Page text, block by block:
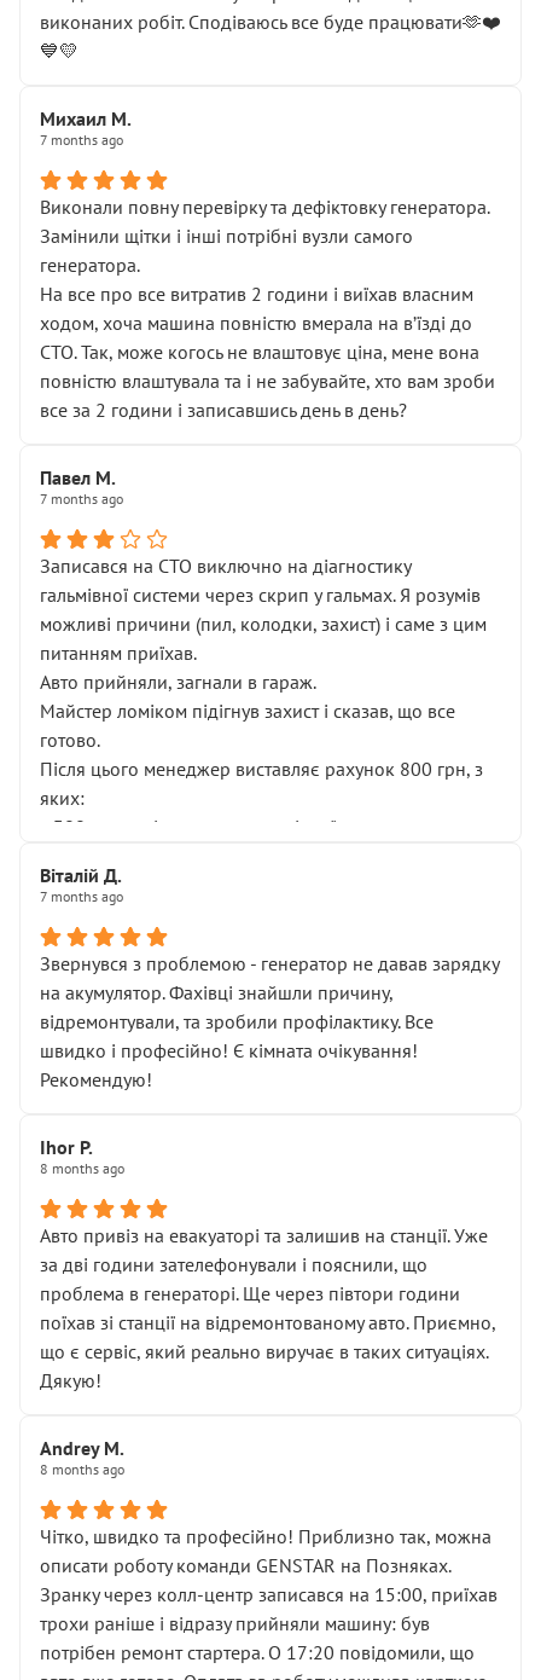
виконаних робіт. Сподіваюсь все буде працювати🫶❤️
💙💛
Михаил М.
7 months ago
Виконали повну перевірку та дефіктовку генератора.
Замінили щітки і інші потрібні вузли самого
генератора.
На все про все витратив 2 години і виїхав власним
ходом, хоча машина повністю вмерала на вʼїзді до
СТО. Так, може когось не влаштовує ціна, мене вона
повністю влаштувала та і не забувайте, хто вам зроби
все за 2 години і записавшись день в день?
Павел М.
7 months ago
Записався на СТО виключно на діагностику
гальмівної системи через скрип у гальмах. Я розумів
можливі причини (пил, колодки, захист) і саме з цим
питанням приїхав.
Авто прийняли, загнали в гараж.
Майстер ломіком підігнув захист і сказав, що все
готово.
Після цього менеджер виставляє рахунок 800 грн, з
яких:
• 300 грн — діагностика гальмівної системи
НЕ погоджував
послуга. Тим більше, я був поруч і жодної реальної
діагностики ходової не проводилось. Після
зауваження гроші за цю “послугу” повернули, що
лише підтвердило мою правоту.
Але головне — я виїжджаю з боксу, і скрип у гальмах
залишився таким самим, як і був. Тобто оплачена
Далі ситуація тільки погіршилась:
• сказали, що тепер “потрібно знімати колеса”
• що біля авто стояти вже не можна
• почали озвучувати купу додаткових робіт без
чіткого пояснення
( ну все зняли та доробили) дякую!
Окремий момент, який виглядає абсурдно:
мені заявили, що бачок гальмівної рідини потрібно
міняти разом із головним гальмівним циліндром у
Для людини, яка хоча б трохи розуміється на техніці,
це звучить як мінімум непрофесійно, а як максимум —
спроба продати дорогий вузол замість елементарних
ущільнювачів.
Що прикро — це не перший мій візит. Раніше міняв у
вас стартер, і тоді сервіс наче справив хороше
враження. Але згодом знайшов декілька гайок під
лобовим склом. Мені пояснили, що це “старі гайки, які
відкручували”, і попросили не хвилюватися. ( надіюсь
Віталій Д.
7 months ago
Звернувся з проблемою - генератор не давав зарядку
на акумулятор. Фахівці знайшли причину,
відремонтували, та зробили профілактику. Все
швидко і професійно! Є кімната очікування!
Рекомендую!
Ihor P.
8 months ago
Авто привіз на евакуаторі та залишив на станції. Уже
за дві години зателефонували і пояснили, що
проблема в генераторі. Ще через півтори години
поїхав зі станції на відремонтованому авто. Приємно,
що є сервіс, який реально виручає в таких ситуаціях.
Дякую!
Andrey M.
8 months ago
Чітко, швидко та професійно! Приблизно так, можна
описати роботу команди GENSTAR на Позняках.
Зранку через колл-центр записався на 15:00, приїхав
трохи раніше і відразу прийняли машину: був
потрібен ремонт стартера. О 17:20 повідомили, що